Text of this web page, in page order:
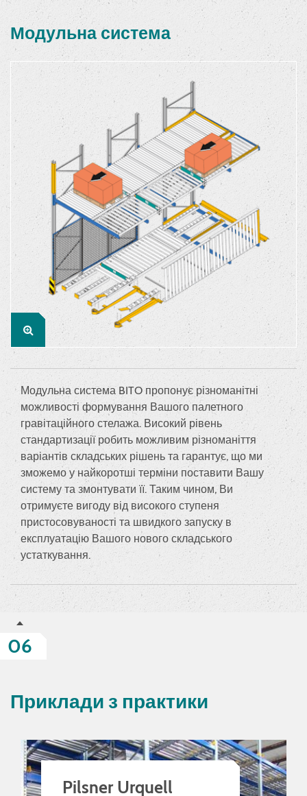
Модульна система
Модульна система BITO пропонує різноманітні
можливості формування Вашого палетного
гравітаційного стелажа. Високий рівень
стандартизації робить можливим різноманіття
варіантів складських рішень та гарантує, що ми
зможемо у найкоротші терміни поставити Вашу
систему та змонтувати її. Таким чином, Ви
отримуєте вигоду від високого ступеня
пристосовуваності та швидкого запуску в
експлуатацію Вашого нового складського
устаткування.
06
Приклади з практики
Pilsner Urquell